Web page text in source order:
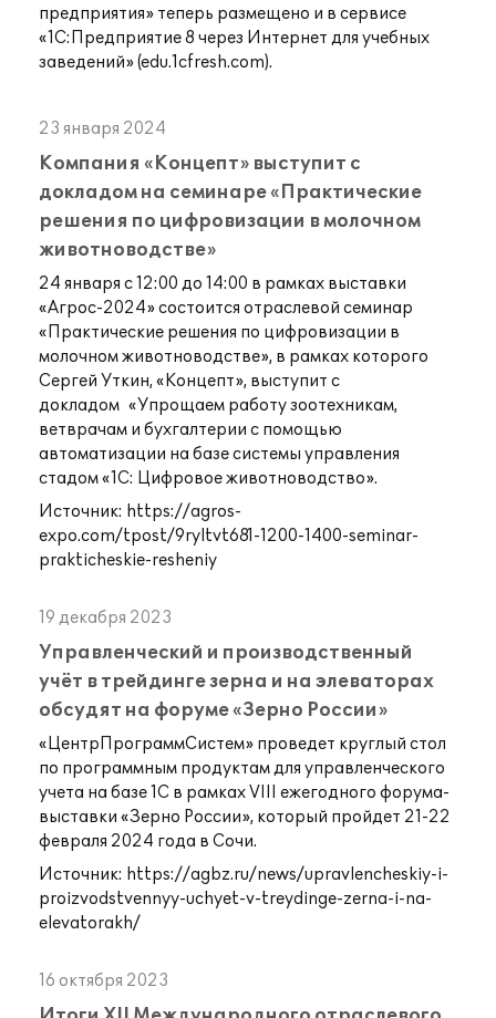
предприятия» теперь размещено и в сервисе
«1С:Предприятие 8 через Интернет для учебных
заведений» (edu.1cfresh.com).
23 января 2024
Компания «Концепт» выступит с
докладом на семинаре «Практические
решения по цифровизации в молочном
животноводстве»
24 января с 12:00 до 14:00 в рамках выставки
«Агрос-2024» состоится отраслевой семинар
«Практические решения по цифровизации в
молочном животноводстве», в рамках которого
Сергей Уткин, «Концепт», выступит с
докладом «Упрощаем работу зоотехникам,
ветврачам и бухгалтерии с помощью
автоматизации на базе системы управления
стадом «1С: Цифровое животноводство».
Источник: https://agros-
expo.com/tpost/9ryltvt681-1200-1400-seminar-
prakticheskie-resheniy
19 декабря 2023
Управленческий и производственный
учёт в трейдинге зерна и на элеваторах
обсудят на форуме «Зерно России»
«ЦентрПрограммСистем» проведет круглый стол
по программным продуктам для управленческого
учета на базе 1С в рамках VIII ежегодного форума-
выставки «Зерно России», который пройдет 21-22
февраля 2024 года в Сочи.
Источник: https://agbz.ru/news/upravlencheskiy-i-
proizvodstvennyy-uchyet-v-treydinge-zerna-i-na-
elevatorakh/
16 октября 2023